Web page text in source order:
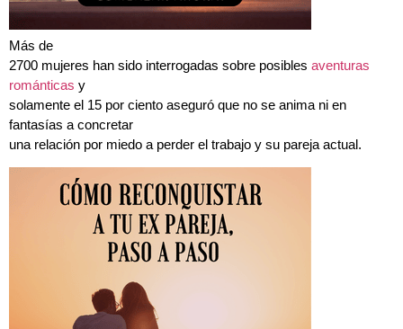
Más de
2700 mujeres han sido interrogadas sobre posibles aventuras
románticas y
solamente el 15 por ciento aseguró que no se anima ni en
fantasías a concretar
una relación por miedo a perder el trabajo y su pareja actual.